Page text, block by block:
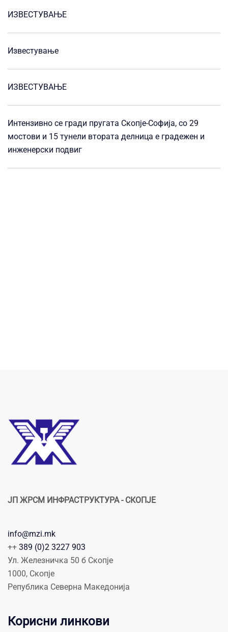
ИЗВЕСТУВАЊЕ
Известување
ИЗВЕСТУВАЊЕ
Интензивно се гради пругата Скопје-Софија, со 29
мостови и 15 тунели втората делница е градежен и
инженерски подвиг
ЈП ЖРСМ ИНФРАСТРУКТУРА - СКОПЈЕ
info@mzi.mk
++ 389 (0)2 3227 903
Ул. Железничка 50 б Скопје
1000, Скопје
Република Северна Македонија
Корисни линкови